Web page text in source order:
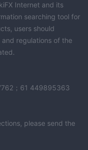
inseguros sobre o
às suas
informações sobre os
avaliar o custo de
com outros
de depósito e
os métodos de
populares como
Internet and its
searching tool for
users should
regulations of the
；61 449895363
please send the